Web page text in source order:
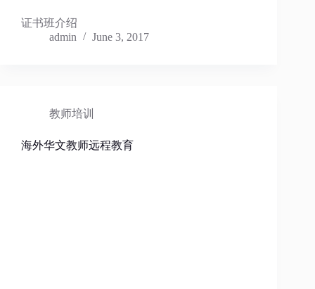
证书班介绍
admin
June 3, 2017
教师培训
海外华文教师远程教育